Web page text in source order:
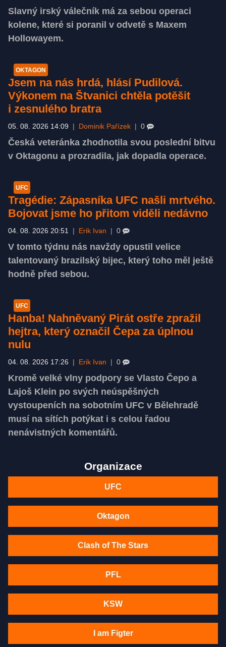
Slavný irský válečník má za sebou operaci
kolene, které si poranil v odvetě s Maxem
Hollowayem.
OKTAGON
Jsem na nás hrdá, hlásí Pudilová.
Výkonem na Štvanici chtěla potěšit
i zesnulého bratra
05. 08. 2026 14:09 Dominik Pařízek 0
Česká veteránka zhodnotila svou poslední bitvu
v Oktagonu a prozradila, jak dopadla operace.
UFC
Tragédie: Zápasníka UFC našli mrtvého.
Bojovat jsme ho přitom viděli nedávno
04. 08. 2026 20:51 Erik Ivan 0
V tomto týdnu nás navždy opustil velice
talentovaný brazilský bijec, který toho měl ještě
hodně před sebou.
UFC
Hanba! Nahněvaný Pirát ostře zpražil
hejtra, který označil Čepa za úplnou
nulu
04. 08. 2026 17:26 Erik Ivan 0
Kromě velké vlny podpory se Vlasto Čepo a
Lajoš Klein po svých neúspěšných
vystoupeních na sobotním UFC v Bělehradě
musí na sítích potýkat i s celou řadou
nenávistných komentářů.
Organizace
UFC
Oktagon
Clash of The Stars
PFL
KSW
I am Figter